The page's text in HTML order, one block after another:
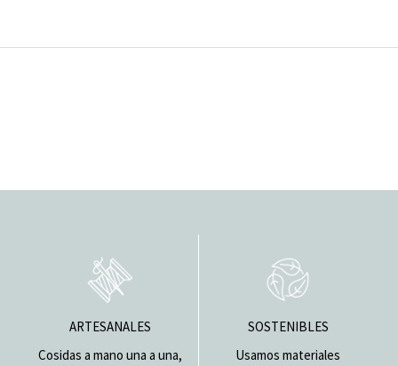
ARTESANALES
Cosidas a mano una a una,
SOSTENIBLES
Usamos materiales